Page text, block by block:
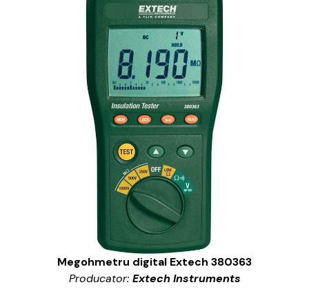
Megohmetru digital Extech 380363
Producator: Extech Instruments